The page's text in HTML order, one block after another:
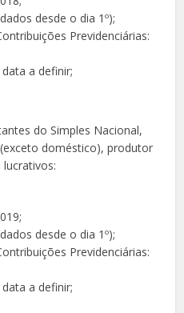
desde o dia 1º);
Previdenciárias:
data a definir;
do Simples Nacional,
doméstico), produtor
desde o dia 1º);
Previdenciárias:
data a definir;